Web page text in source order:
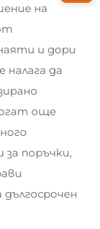
на
и дори
налага да
още
поръчки,